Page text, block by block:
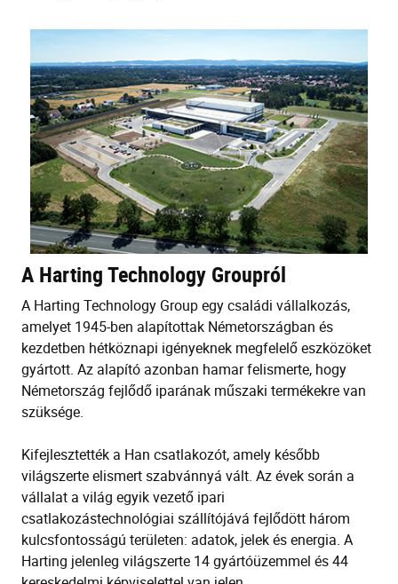
A Harting Technology Groupról
A Harting Technology Group egy családi vállalkozás,
amelyet 1945-ben alapítottak Németországban és
kezdetben hétköznapi igényeknek megfelelő eszközöket
gyártott. Az alapító azonban hamar felismerte, hogy
Németország fejlődő iparának műszaki termékekre van
szüksége.
Kifejlesztették a Han csatlakozót, amely később
világszerte elismert szabvánnyá vált. Az évek során a
vállalat a világ egyik vezető ipari
csatlakozástechnológiai szállítójává fejlődött három
kulcsfontosságú területen: adatok, jelek és energia. A
Harting jelenleg világszerte 14 gyártóüzemmel és 44